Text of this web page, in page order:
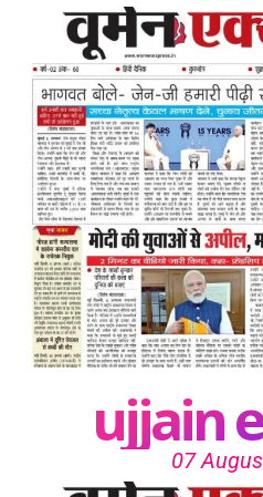
ujjain
07